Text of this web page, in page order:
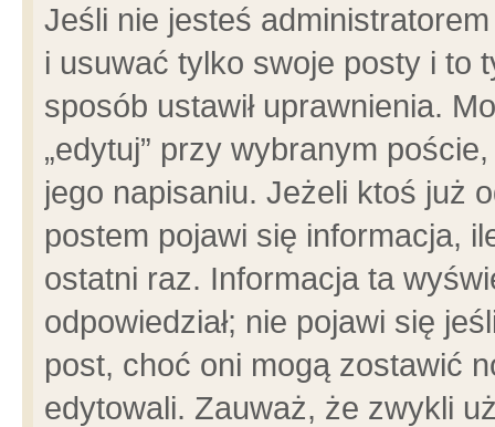
Jeśli nie jesteś
i usuwać tylko swoje posty i to
sposób ustawił uprawnienia.
„edytuj” przy wybranym
jego napisaniu. Jeżeli ktoś już
postem pojawi się informacja,
ostatni raz. Informacja ta
odpowiedział; nie pojawi się
post, choć oni mogą zostawić
edytowali. Zauważ, że zwykli